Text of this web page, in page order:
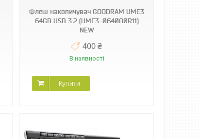
Флеш накопичувач GOODRAM UME3
64GB USB 3.2 (UME3-0640O0R11)
NEW
400 ₴
В наявності
Купити